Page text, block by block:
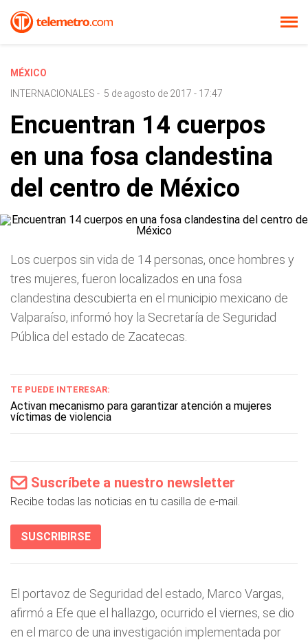
MÉXICO
INTERNACIONALES - 5 de agosto de 2017 - 17:47
Encuentran 14 cuerpos
en una fosa clandestina
del centro de México
Los cuerpos sin vida de 14 personas, once hombres y
tres mujeres, fueron localizados en una fosa
clandestina descubierta en el municipio mexicano de
Valparaíso, informó hoy la Secretaría de Seguridad
Pública del estado de Zacatecas.
TE PUEDE INTERESAR:
Activan mecanismo para garantizar atención a mujeres
víctimas de violencia
Suscríbete a nuestro newsletter
Recibe todas las noticias en tu casilla de e-mail.
SUSCRIBIRSE
El portavoz de Seguridad del estado, Marco Vargas,
afirmó a Efe que el hallazgo, ocurrido el viernes, se dio
en el marco de una investigación implementada por